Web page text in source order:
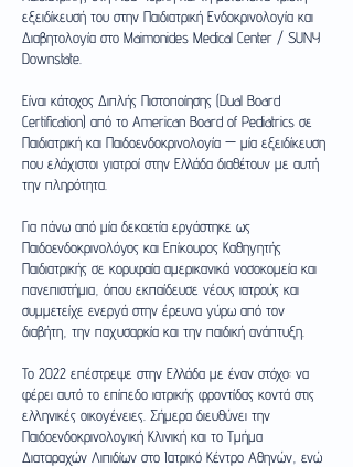
εξειδίκευσή του στην Παιδιατρική Ενδοκρινολογία και
Διαβητολογία στο Maimonides Medical Center / SUNY
Downstate.
Είναι κάτοχος Διπλής Πιστοποίησης (Dual Board
Certification) από το American Board of Pediatrics σε
Παιδιατρική και Παιδοενδοκρινολογία — μία εξειδίκευση
που ελάχιστοι γιατροί στην Ελλάδα διαθέτουν με αυτή
την πληρότητα.
Για πάνω από μία δεκαετία εργάστηκε ως
Παιδοενδοκρινολόγος και Επίκουρος Καθηγητής
Παιδιατρικής σε κορυφαία αμερικανικά νοσοκομεία και
πανεπιστήμια, όπου εκπαίδευσε νέους ιατρούς και
συμμετείχε ενεργά στην έρευνα γύρω από τον
διαβήτη, την παχυσαρκία και την παιδική ανάπτυξη.
Το 2022 επέστρεψε στην Ελλάδα με έναν στόχο: να
φέρει αυτό το επίπεδο ιατρικής φροντίδας κοντά στις
ελληνικές οικογένειες. Σήμερα διευθύνει την
Παιδοενδοκρινολογική Κλινική και το Τμήμα
Διαταραχών Λιπιδίων στο Ιατρικό Κέντρο Αθηνών, ενώ